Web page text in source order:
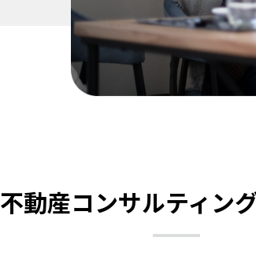
不動産コンサルティン